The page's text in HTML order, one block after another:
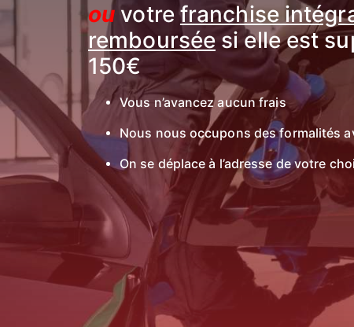
ou votrefranchise
remboursée si elle est
150€
Vous n’avancez aucun frais
Nous nous occupons des formalités
On se déplace à l’adresse de votre